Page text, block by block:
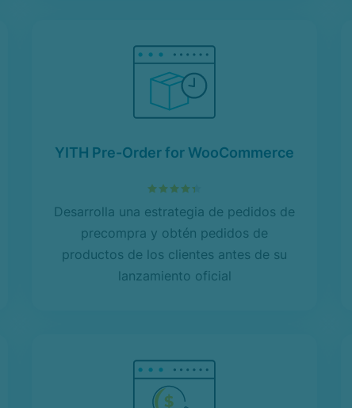
YITH Pre-Order for WooCommerce
Desarrolla una estrategia de pedidos de
precompra y obtén pedidos de
productos de los clientes antes de su
lanzamiento oficial